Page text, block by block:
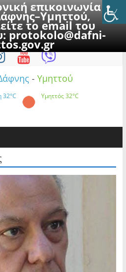
επικοινωνία με
το email του
protokolo@dafni-
7 Αυγούστου 2026
- Υμηττού
32°C Υμηττός32°C